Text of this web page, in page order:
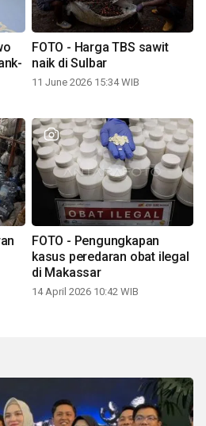
FOTO - Harga TBS sawit
naik di Sulbar
11 June 2026 15:34 WIB
FOTO - Pengungkapan
kasus peredaran obat ilegal
di Makassar
14 April 2026 10:42 WIB